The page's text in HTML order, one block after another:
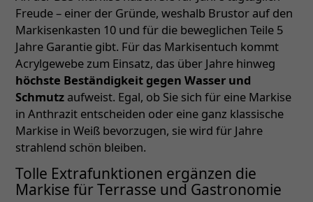
Freude – einer der Gründe, weshalb Brustor auf den
Markisenkasten 10 und für die beweglichen Teile 5
Jahre Garantie gibt. Für das Markisentuch kommt
Acrylgewebe zum Einsatz, das über Jahre hinweg
höchste Beständigkeit gegen Wasser und
Schmutz aufweist. Egal, ob Sie sich für eine Markise
in Anthrazit entscheiden oder eine ganz klassische
Markise in Weiß bevorzugen, sie wird für Jahre
strahlend schön bleiben.
Tolle Extrafunktionen ergänzen die
Markise für Terrasse und Gastronomie